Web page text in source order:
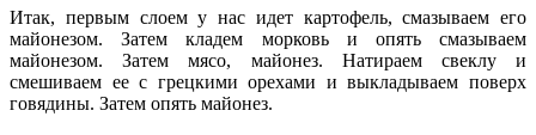
Итак, первым слоем у нас идет картофель, смазываем его
майонезом. Затем кладем морковь и опять смазываем
майонезом. Затем мясо, майонез. Натираем свеклу и
смешиваем ее с грецкими орехами и выкладываем поверх
говядины. Затем опять майонез.